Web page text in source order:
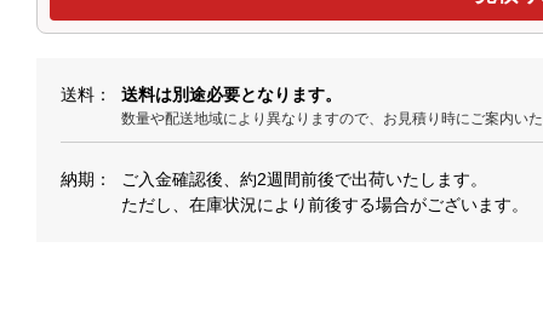
送料 送料は別途必要となります。
数量や配送地域により異なりますので、お見積り時にご案内いた
納期
ご入金確認後、約2週間前後で出荷いたします。
ただし、在庫状況により前後する場合がございます。